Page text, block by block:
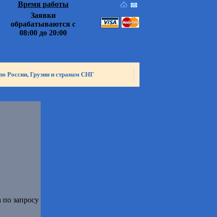
Время работы
Заявки
обрабатываются с
08:00 до 20:00
России, Грузии и странам СНГ
по запросу